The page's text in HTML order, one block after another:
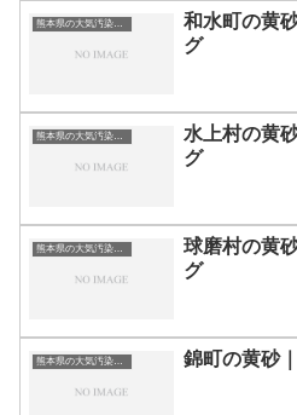
熊本県の大気汚染・PM2.5・黄砂・エアロゾルの数値
和水町の黄
グ
熊本県の大気汚染・PM2.5・黄砂・エアロゾルの数値
水上村の黄
グ
熊本県の大気汚染・PM2.5・黄砂・エアロゾルの数値
球磨村の黄
グ
熊本県の大気汚染・PM2.5・黄砂・エアロゾルの数値 錦町の黄砂